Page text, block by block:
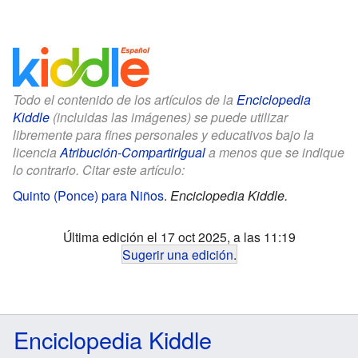
Todo el contenido de los artículos de la Enciclopedia
Kiddle (incluidas las imágenes) se puede utilizar
libremente para fines personales y educativos bajo la
licenciaAtribución-CompartirIguala menos que se indique
lo contrario. Citar este artículo:
Quinto (Ponce) para Niños. Enciclopedia Kiddle.
Última edición el 17 oct 2025, a las 11:19
Sugerir una edición.
Enciclopedia Kiddle